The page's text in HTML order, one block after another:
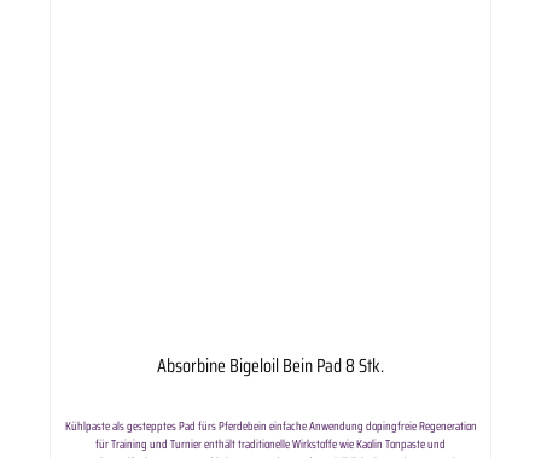
Absorbine Bigeloil Bein Pad 8 Stk.
Kühlpaste als gestepptes Pad fürs Pferdebein einfache Anwendung dopingfreie Regeneration
für Training und Turnier enthält traditionelle Wirkstoffe wie Kaolin Tonpaste und